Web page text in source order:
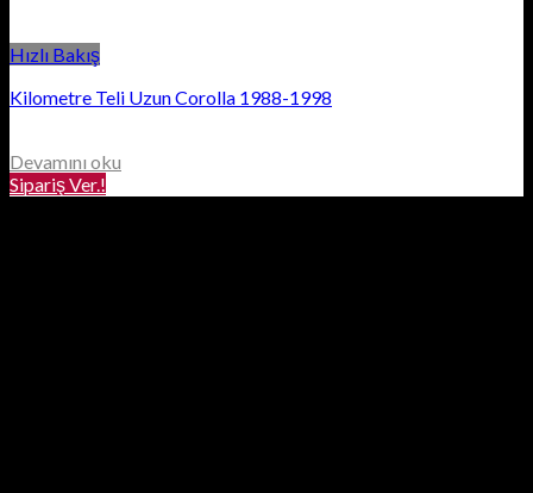
Hızlı Bakış
Kilometre Teli Uzun Corolla 1988-1998
Devamını oku
Sipariş Ver.!